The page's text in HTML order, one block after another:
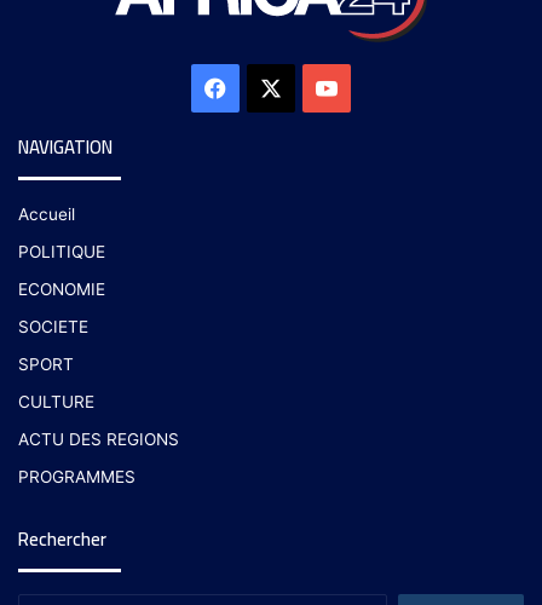
NAVIGATION
Accueil
POLITIQUE
ECONOMIE
SOCIETE
SPORT
CULTURE
ACTU DES REGIONS
PROGRAMMES
Rechercher